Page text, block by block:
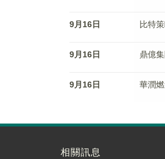
9月16日 比特
9月16日 鼎億
9月16日 華潤
相關訊息